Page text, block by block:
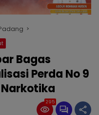
Bagas
Perda No 9
Narkotika
295